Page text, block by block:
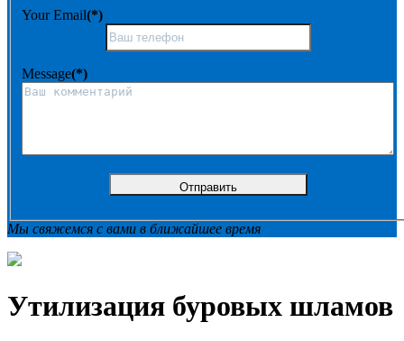
Your Email(*)
Message(*)
Мы свяжемся с вами в ближайшее время
Утилизация буровых шламов